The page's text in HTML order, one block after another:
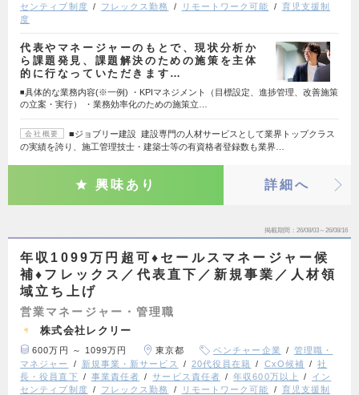
センティブ制度
フレックス勤務 リモートワーク可能
育児支援制
度
代表やマネージャーのもとで、現状分析か
ら課題発見、課題解決のための施策を主体
的に行なっていただきます…
◾️具体的な業務内容(※一例) ・KPIマネジメント（目標設定、進捗管理、改善施策
の立案・実行） ・業務効率化のための施策立…
会社概要
■ジョブリー建設 建設専門の人材サービスとして業界トップクラス
の実績を誇り、施工管理技士・建築士等の有資格者登録数も業界…
興味あり 詳細へ
掲載期間 26/08/03～26/08/16
年収1099万円超可♦セールスマネージャー候
補♦フレックス／代表直下／新規事業／人材領
域立ち上げ
営業マネージャー・管理職
株式会社レクリー
600万円 ～ 1099万円 東京都 ベンチャー企業
管理職・
マネジャー
新規事業・新サービス 20代役員在籍 CxO候補
社
長・役員直下
事業責任者 サービス責任者 年収600万以上
イン
センティブ制度
フレックス勤務 リモートワーク可能
育児支援制